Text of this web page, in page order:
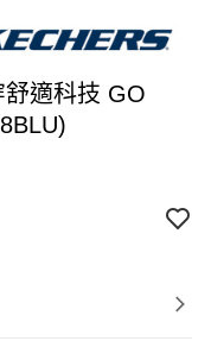
適科技 GO